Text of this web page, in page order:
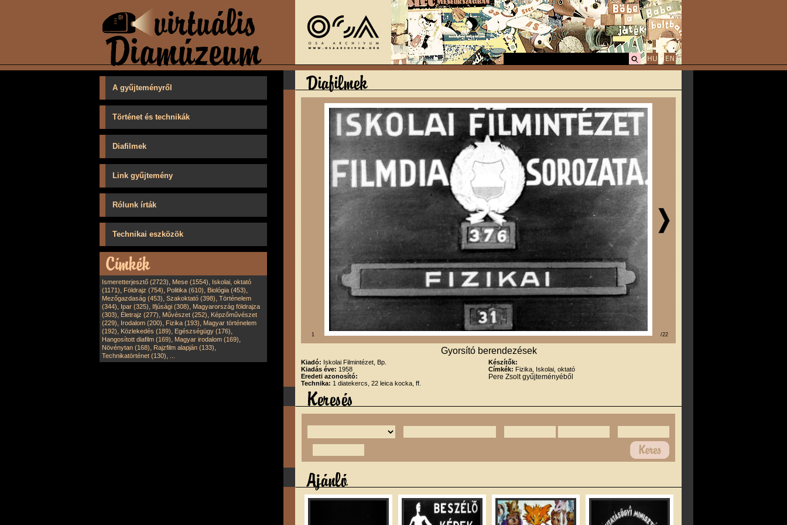
A gyűjteményről
Történet és technikák
Diafilmek
Link gyűjtemény
Rólunk írták
Technikai eszközök
Ismeretterjesztő (2723), Mese (1554), Iskolai, oktató
(1171), Földrajz (754), Politika (610), Biológia (453),
Mezőgazdaság (453), Szakoktató (398), Történelem
(344), Ipar (325), Ifjúsági (308), Magyarország földrajza
(303), Életrajz (277), Művészet (252), Képzőművészet
(229), Irodalom (200), Fizika (193), Magyar történelem
(192), Közlekedés (189), Egészségügy (176),
Hangosított diafilm (169), Magyar irodalom (169),
Növénytan (168), Rajzfilm alapján (133),
Technikatörténet (130),
1 /22
Gyorsító berendezések
Kiadó: Iskolai Filmintézet, Bp.
Kiadás éve: 1958
Eredeti azonosító:
Technika: 1 diatekercs, 22 leica kocka, ff.
Készítők:
Címkék: Fizika, Iskolai, oktató
Pere Zsolt gyűjteményéből